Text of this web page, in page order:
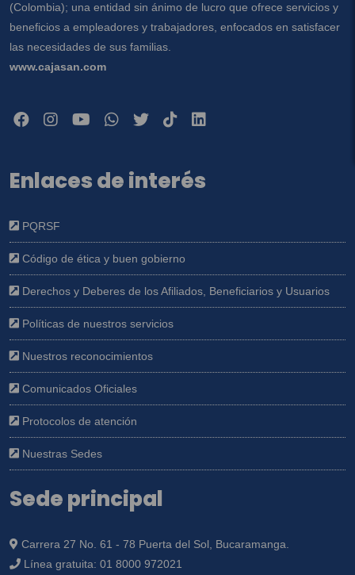
(Colombia); una entidad sin ánimo de lucro que ofrece servicios y
beneficios a empleadores y trabajadores, enfocados en satisfacer
las necesidades de sus familias.
www.cajasan.com
Enlaces de interés
PQRSF
Código de ética y buen gobierno
Derechos y Deberes de los Afiliados, Beneficiarios y Usuarios
Políticas de nuestros servicios
Nuestros reconocimientos
Comunicados Oficiales
Protocolos de atención
Nuestras Sedes
Sede principal
Carrera 27 No. 61 - 78 Puerta del Sol, Bucaramanga.
Línea gratuita: 01 8000 972021